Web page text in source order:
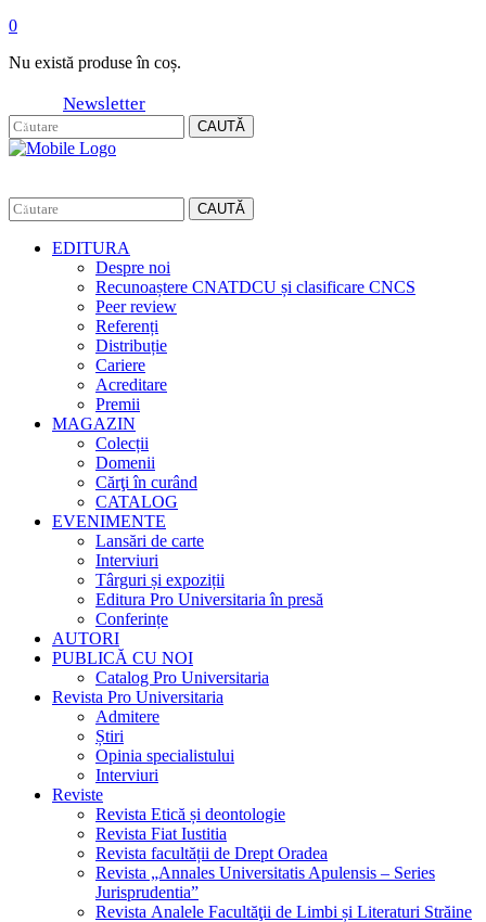
0
Nu există produse în coș.
Newsletter
CAUTĂ
CAUTĂ
EDITURA
Despre noi
Recunoaștere CNATDCU și clasificare CNCS
Peer review
Referenți
Distribuție
Cariere
Acreditare
Premii
MAGAZIN
Colecții
Domenii
Cărţi în curând
CATALOG
EVENIMENTE
Lansări de carte
Interviuri
Târguri și expoziții
Editura Pro Universitaria în presă
Conferințe
AUTORI
PUBLICĂ CU NOI
Catalog Pro Universitaria
Revista Pro Universitaria
Admitere
Știri
Opinia specialistului
Interviuri
Reviste
Revista Etică și deontologie
Revista Fiat Iustitia
Revista facultății de Drept Oradea
Revista „Annales Universitatis Apulensis – Series
Jurisprudentia”
Revista Analele Facultăţii de Limbi și Literaturi Străine